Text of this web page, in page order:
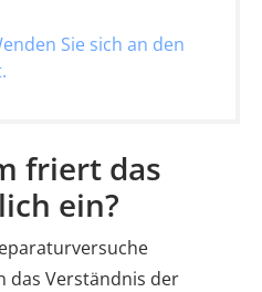
Sie sich an den
friert das
ein?
das Verständnis der